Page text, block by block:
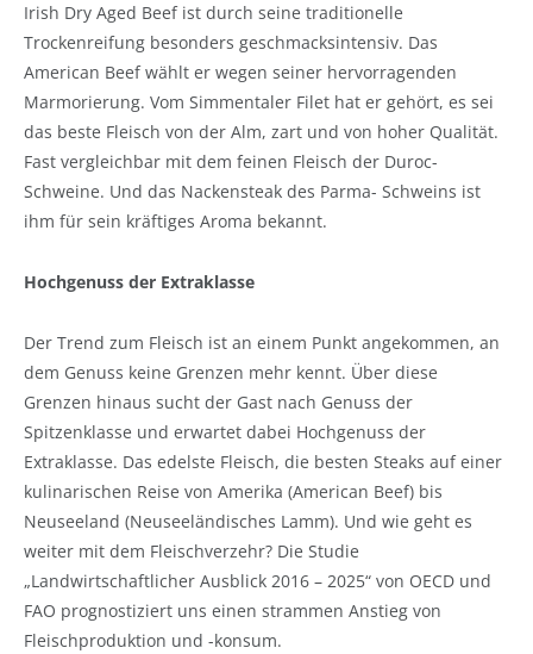
Irish Dry Aged Beef ist durch seine traditionelle
Trockenreifung besonders geschmacksintensiv. Das
American Beef wählt er wegen seiner hervorragenden
Marmorierung. Vom Simmentaler Filet hat er gehört, es sei
das beste Fleisch von der Alm, zart und von hoher Qualität.
Fast vergleichbar mit dem feinen Fleisch der Duroc-
Schweine. Und das Nackensteak des Parma- Schweins ist
ihm für sein kräftiges Aroma bekannt.
Hochgenuss der Extraklasse
Der Trend zum Fleisch ist an einem Punkt angekommen, an
dem Genuss keine Grenzen mehr kennt. Über diese
Grenzen hinaus sucht der Gast nach Genuss der
Spitzenklasse und erwartet dabei Hochgenuss der
Extraklasse. Das edelste Fleisch, die besten Steaks auf einer
kulinarischen Reise von Amerika (American Beef) bis
Neuseeland (Neuseeländisches Lamm). Und wie geht es
weiter mit dem Fleischverzehr? Die Studie
„Landwirtschaftlicher Ausblick 2016 – 2025“ von OECD und
FAO prognostiziert uns einen strammen Anstieg von
Fleischproduktion und -konsum.